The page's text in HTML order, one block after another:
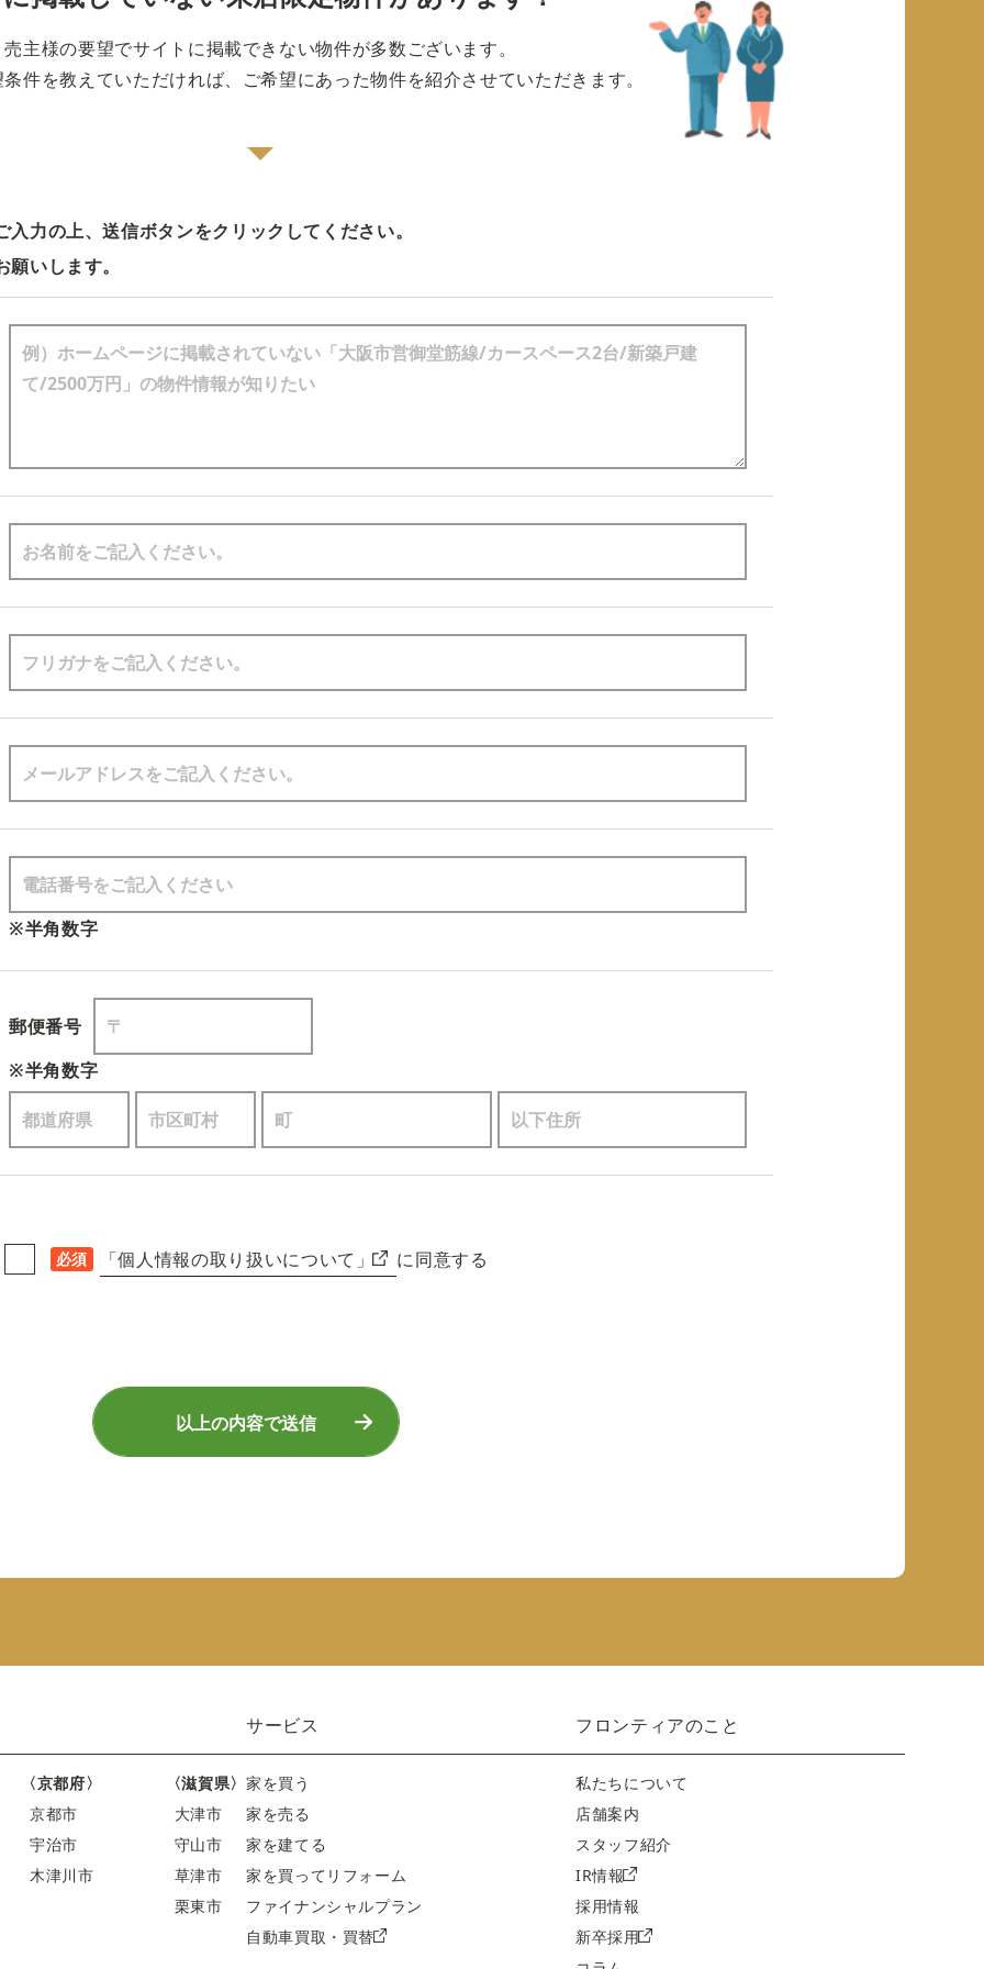
売主様の要望でサイトに掲載できない物件が多数ございます。
件を教えていただければ、ご希望にあった物件を紹介させていただきます。
力の上、送信ボタンをクリックしてください。
いします。
※半角数字
郵便番号
※半角数字
必須 「個人情報の取り扱いについて」 に同意する
以上の内容で送信
〈京都府〉
京都市
宇治市
木津川市
〈滋賀県〉
大津市
守山市
草津市
栗東市
サービス
家を買う
家を売る
家を建てる
家を買ってリフォーム
ファイナンシャルプラン
自動車買取・買替
フロンティアのこと
私たちについて
店舗案内
スタッフ紹介
IR情報
採用情報
新卒採用